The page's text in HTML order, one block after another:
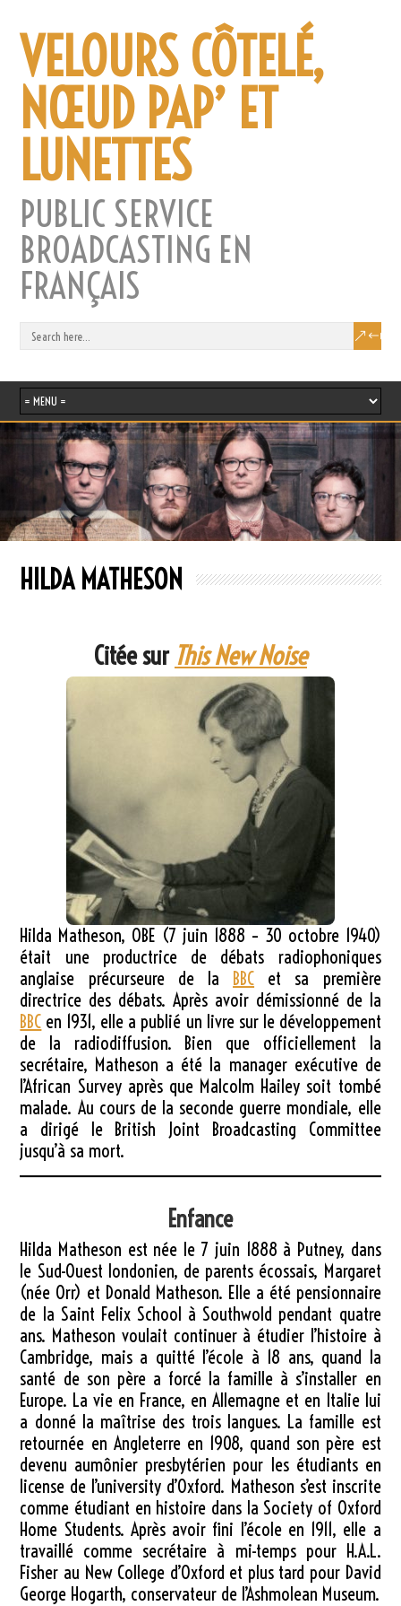
VELOURS CÔTELÉ,
NŒUD PAP’ ET
LUNETTES
PUBLIC SERVICE
BROADCASTING EN
FRANÇAIS
HILDA MATHESON
Citée sur This New Noise
Hilda Matheson, OBE (7 juin 1888 – 30 octobre 1940)
était une productrice de débats radiophoniques
anglaise précurseure de la BBC et sa première
directrice des débats. Après avoir démissionné de la
BBC en 1931, elle a publié un livre sur le développement
de la radiodiffusion. Bien que officiellement la
secrétaire, Matheson a été la manager exécutive de
l’African Survey après que Malcolm Hailey soit tombé
malade. Au cours de la seconde guerre mondiale, elle
a dirigé le British Joint Broadcasting Committee
jusqu’à sa mort.
Enfance
Hilda Matheson est née le 7 juin 1888 à Putney, dans
le Sud-Ouest londonien, de parents écossais, Margaret
(née Orr) et Donald Matheson. Elle a été pensionnaire
de la Saint Felix School à Southwold pendant quatre
ans. Matheson voulait continuer à étudier l’histoire à
Cambridge, mais a quitté l’école à 18 ans, quand la
santé de son père a forcé la famille à s’installer en
Europe. La vie en France, en Allemagne et en Italie lui
a donné la maîtrise des trois langues. La famille est
retournée en Angleterre en 1908, quand son père est
devenu aumônier presbytérien pour les étudiants en
license de l’university d’Oxford. Matheson s’est inscrite
comme étudiant en histoire dans la Society of Oxford
Home Students. Après avoir fini l’école en 1911, elle a
travaillé comme secrétaire à mi-temps pour H.A.L.
Fisher au New College d’Oxford et plus tard pour David
George Hogarth, conservateur de l’Ashmolean Museum.